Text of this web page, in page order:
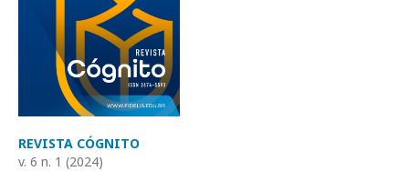
REVISTA CÓGNITO
v. 6 n. 1 (2024)